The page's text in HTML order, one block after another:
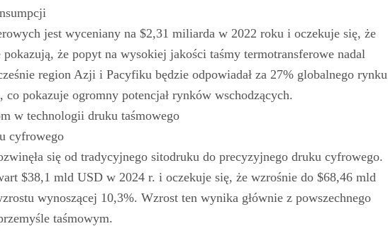
jest wyceniany na $2,31 miliarda w 2022 roku i oczekuje się, że
że popyt na wysokiej jakości taśmy termotransferowe nadal
region Azji i Pacyfiku będzie odpowiadał za 27% globalnego rynku
pokazuje ogromny potencjał rynków wschodzących.
w technologii druku taśmowego
cyfrowego
się od tradycyjnego sitodruku do precyzyjnego druku cyfrowego.
$38,1 mld USD w 2024 r. i oczekuje się, że wzrośnie do $68,46 mld
wynoszącej 10,3%. Wzrost ten wynika głównie z powszechnego
taśmowym.